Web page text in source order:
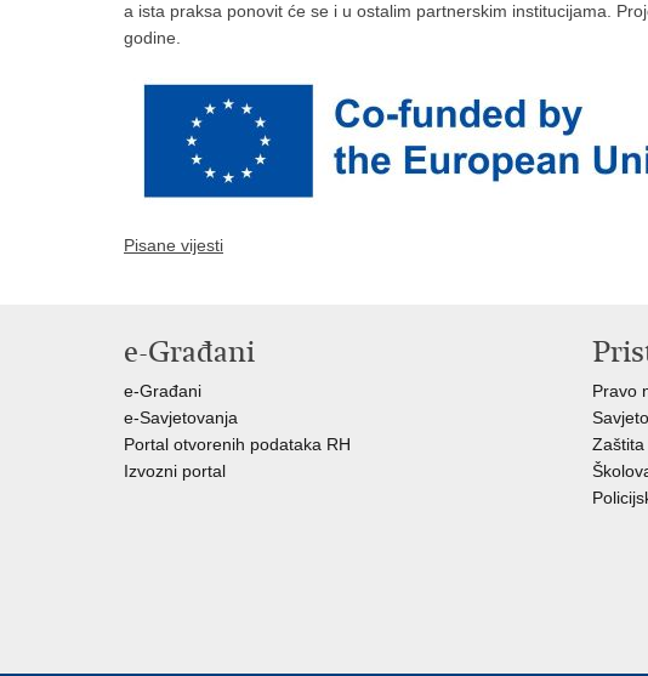
a ista praksa ponovit će se i u ostalim partnerskim institucijama.
godine.
Pisane vijesti
e-Građani
e-Građani
e-Savjetovanja
Portal otvorenih podataka RH
Izvozni portal
Pravo